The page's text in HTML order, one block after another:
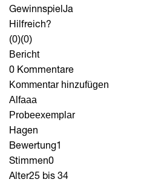
GewinnspielJa
Hilfreich?
(0)(0)
Bericht
0 Kommentare
Kommentar hinzufügen
Alfaaa
Probeexemplar
Hagen
Bewertung1
Stimmen0
Alter25 bis 34